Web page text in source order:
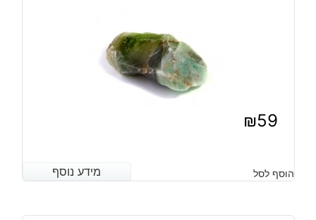
₪59
מידע נוסף הוסף לסל מידע נוסף